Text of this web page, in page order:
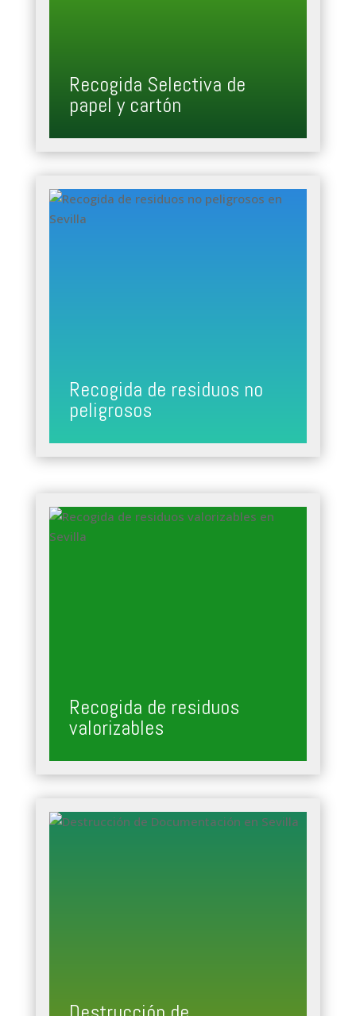
Recogida Selectiva de
papel y cartón
Recogida de residuos no
peligrosos
Recogida de residuos
valorizables